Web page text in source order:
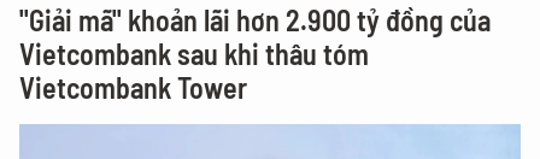
"Giải mã" khoản lãi hơn 2.900 tỷ đồng của
Vietcombank sau khi thâu tóm
Vietcombank Tower